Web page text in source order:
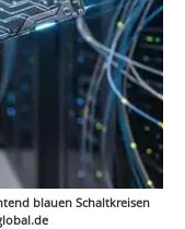
blauen Schaltkreisen